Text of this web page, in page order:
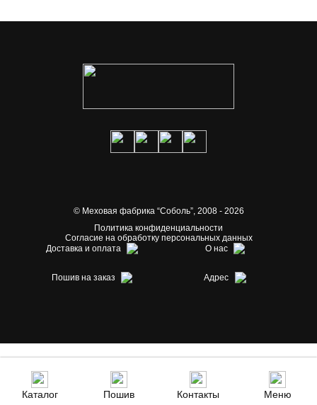
© Меховая фабрика “Соболь”,2008 - 2026
Политика конфиденциальности
Согласие на обработку персональных данных
Доставка и оплата
О нас
Пошив на заказ Адрес
Каталог Пошив Контакты Меню